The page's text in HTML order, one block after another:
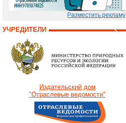
Разместить рекламу
УЧРЕДИТЕЛИ
Издательский дом
"Отраслевые ведомости"